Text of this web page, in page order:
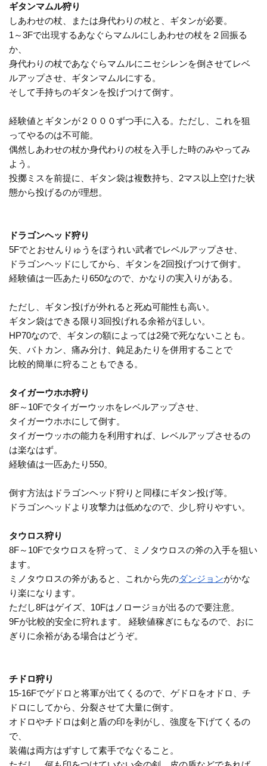
ギタンマムル狩り
しあわせの杖、または身代わりの杖と、ギタンが必要。
1～3Fで出現するあなぐらマムルにしあわせの杖を２回振る
か、
身代わりの杖であなぐらマムルにニセシレンを倒させてレベ
ルアップさせ、ギタンマムルにする。
そして手持ちのギタンを投げつけて倒す。
経験値とギタンが２０００ずつ手に入る。ただし、これを狙
ってやるのは不可能。
偶然しあわせの杖か身代わりの杖を入手した時のみやってみ
よう。
投擲ミスを前提に、ギタン袋は複数持ち、2マス以上空けた状
態から投げるのが理想。
ドラゴンヘッド狩り
5Fでとおせんりゅうをぼうれい武者でレベルアップさせ、
ドラゴンヘッドにしてから、ギタンを2回投げつけて倒す。
経験値は一匹あたり650なので、かなりの実入りがある。
ただし、ギタン投げが外れると死ぬ可能性も高い。
ギタン袋はできる限り3回投げれる余裕がほしい。
HP70なので、ギタンの額によっては2発で死なないことも。
矢、バトカン、痛み分け、鈍足あたりを併用することで
比較的簡単に狩ることもできる。
タイガーウホホ狩り
8F～10Fでタイガーウッホをレベルアップさせ、
タイガーウホホにして倒す。
タイガーウッホの能力を利用すれば、レベルアップさせるの
は楽なはず。
経験値は一匹あたり550。
倒す方法はドラゴンヘッド狩りと同様にギタン投げ等。
ドラゴンヘッドより攻撃力は低めなので、少し狩りやすい。
タウロス狩り
8F～10Fでタウロスを狩って、ミノタウロスの斧の入手を狙い
ます。
ミノタウロスの斧があると、これから先のダンジョンがかな
り楽になります。
ただし8Fはゲイズ、10Fはノロージョが出るので要注意。
9Fが比較的安全に狩れます。 経験値稼ぎにもなるので、おに
ぎりに余裕がある場合はどうぞ。
チドロ狩り
15-16Fでゲドロと将軍が出てくるので、ゲドロをオドロ、チ
ドロにしてから、分裂させて大量に倒す。
オドロやチドロは剣と盾の印を剥がし、強度を下げてくるの
で、
装備は両方はずすして素手でなぐること。